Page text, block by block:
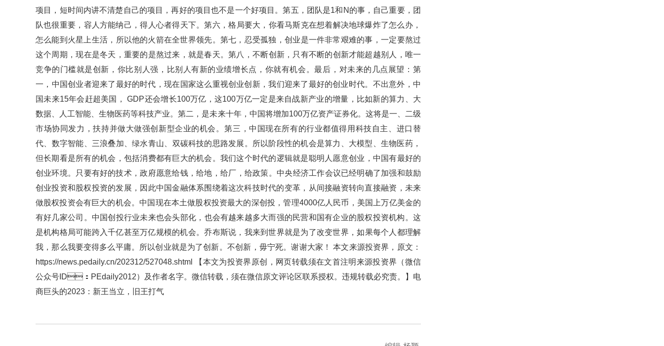
项目，短时间内讲不清楚自己的项目，再好的项目也不是一个好项目。第五，团队是1和N的事，自己重要，团
队也很重要，容人方能纳己，得人心者得天下。第六，格局要大，你看马斯克在想着解决地球爆炸了怎么办，
怎么能到火星上生活，所以他的火箭在全世界领先。第七，忍受孤独，创业是一件非常艰难的事，一定要熬过
这个周期，现在是冬天，重要的是熬过来，就是春天。第八，不断创新，只有不断的创新才能超越别人，唯一
竞争的门槛就是创新，你比别人强，比别人有新的业绩增长点，你就有机会。最后，对未来的几点展望：第
一，中国创业者迎来了最好的时代，现在国家这么重视创业创新，我们迎来了最好的创业时代。不出意外，中
国未来15年会赶超美国， GDP还会增长100万亿，这100万亿一定是来自战新产业的增量，比如新的算力、大
数据、人工智能、生物医药等科技产业。第二，是未来十年，中国将增加100万亿资产证券化。这将是一、二级
市场协同发力，扶持并做大做强创新型企业的机会。第三，中国现在所有的行业都值得用科技自主、进口替
代、数字智能、三浪叠加、绿水青山、双碳科技的思路发展。所以阶段性的机会是算力、大模型、生物医药，
但长期看是所有的机会，包括消费都有巨大的机会。我们这个时代的逻辑就是聪明人愿意创业，中国有最好的
创业环境。只要有好的技术，政府愿意给钱，给地，给厂，给政策。中央经济工作会议已经明确了加强和鼓励
创业投资和股权投资的发展，因此中国金融体系围绕着这次科技时代的变革，从间接融资转向直接融资，未来
做股权投资会有巨大的机会。中国现在本土做股权投资最大的深创投，管理4000亿人民币，美国上万亿美金的
有好几家公司。中国创投行业未来也会头部化，也会有越来越多大而强的民营和国有企业的股权投资机构。这
是机构格局可能跨入千亿甚至万亿规模的机会。乔布斯说，我来到世界就是为了改变世界，如果每个人都理解
我，那么我要变得多么平庸。所以创业就是为了创新。不创新，毋宁死。谢谢大家！ 本文来源投资界，原文：
https://news.pedaily.cn/202312/527048.shtml 【本文为投资界原创，网页转载须在文首注明来源投资界（微信
公众号ID：PEdaily2012）及作者名字。微信转载，须在微信原文评论区联系授权。违规转载必究责。】电
商巨头的2023：新王当立，旧王打气